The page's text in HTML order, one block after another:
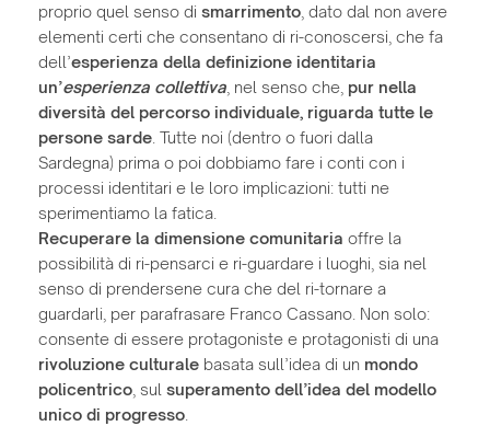
proprio quel senso di smarrimento, dato dal non avere
elementi certi che consentano di ri-conoscersi, che fa
dell’esperienza della definizione identitaria
un’esperienza collettiva, nel senso che, pur nella
diversità del percorso individuale, riguarda tutte le
persone sarde. Tutte noi (dentro o fuori dalla
Sardegna) prima o poi dobbiamo fare i conti con i
processi identitari e le loro implicazioni: tutti ne
sperimentiamo la fatica.
Recuperare la dimensione comunitaria offre la
possibilità di ri-pensarci e ri-guardare i luoghi, sia nel
senso di prendersene cura che del ri-tornare a
guardarli, per parafrasare Franco Cassano. Non solo:
consente di essere protagoniste e protagonisti di una
rivoluzione culturalebasata sull’idea di un mondo
policentrico, sul superamento dell’idea del modello
unico di progresso.